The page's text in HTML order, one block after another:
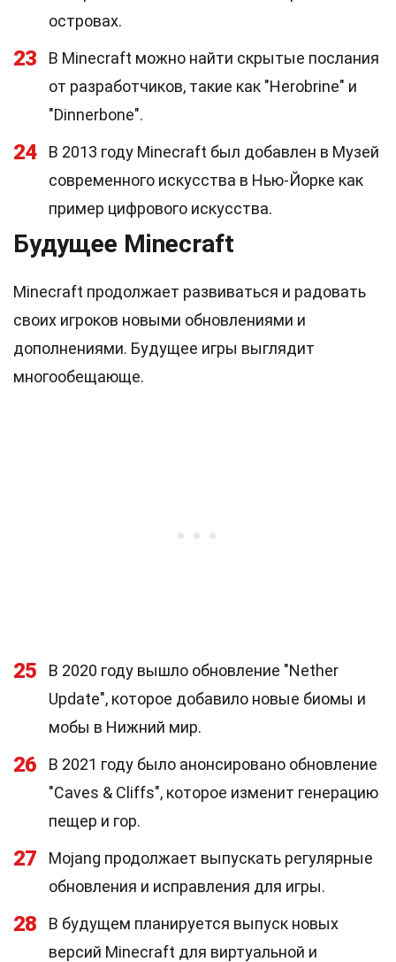
островах.
23
В Minecraft можно найти скрытые послания
от разработчиков, такие как "Herobrine" и
"Dinnerbone".
24
В 2013 году Minecraft был добавлен в Музей
современного искусства в Нью-Йорке как
пример цифрового искусства.
Будущее Minecraft
Minecraft продолжает развиваться и радовать
своих игроков новыми обновлениями и
дополнениями. Будущее игры выглядит
многообещающе.
25
В 2020 году вышло обновление "Nether
Update", которое добавило новые биомы и
мобы в Нижний мир.
26
В 2021 году было анонсировано обновление
"Caves & Cliffs", которое изменит генерацию
пещер и гор.
27
Mojang продолжает выпускать регулярные
обновления и исправления для игры.
28
В будущем планируется выпуск новых
версий Minecraft для виртуальной и